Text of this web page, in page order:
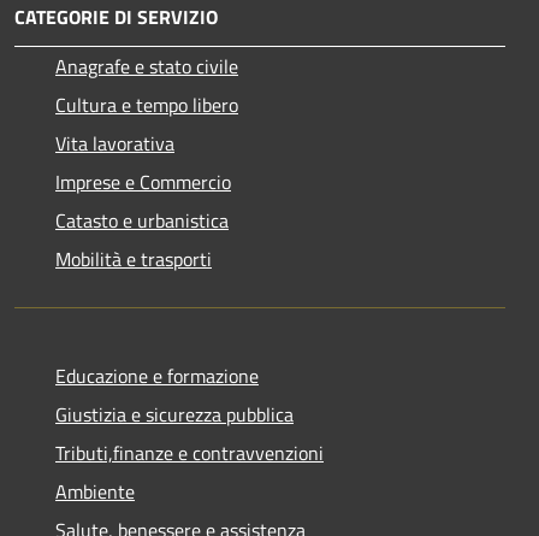
CATEGORIE DI SERVIZIO
Anagrafe e stato civile
Cultura e tempo libero
Vita lavorativa
Imprese e Commercio
Catasto e urbanistica
Mobilità e trasporti
Educazione e formazione
Giustizia e sicurezza pubblica
Tributi,finanze e contravvenzioni
Ambiente
Salute, benessere e assistenza